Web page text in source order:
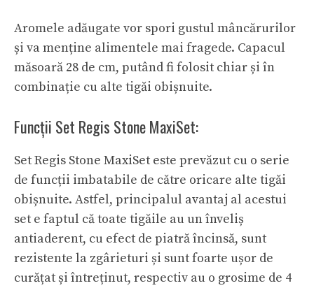
Aromele adăugate vor spori gustul mâncărurilor
și va menține alimentele mai fragede. Capacul
măsoară 28 de cm, putând fi folosit chiar și în
combinație cu alte tigăi obișnuite.
Funcții Set Regis Stone MaxiSet:
Set Regis Stone MaxiSet este prevăzut cu o serie
de funcții imbatabile de către oricare alte tigăi
obișnuite. Astfel, principalul avantaj al acestui
set e faptul că toate tigăile au un înveliș
antiaderent, cu efect de piatră încinsă, sunt
rezistente la zgârieturi și sunt foarte ușor de
curățat și întreținut, respectiv au o grosime de 4